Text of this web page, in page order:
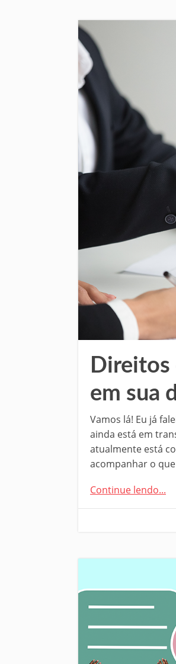
Direitos
em sua
Vamos lá! Eu já
ainda está em
atualmente está
acompanhar o
Continue lendo...